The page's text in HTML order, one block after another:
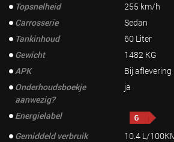
Topsnelheid
255 km/h
Carrosserie
Sedan
Tankinhoud
60 Liter
Gewicht
1482 KG
APK
Bij aflevering
Onderhoudsboekje
aanwezig?
ja
Energielabel
Gemiddeld verbruik
10.4 L/